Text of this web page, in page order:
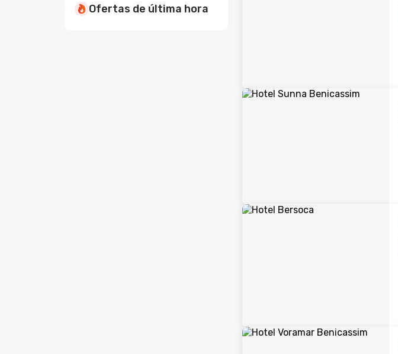
Ofertas de última hora